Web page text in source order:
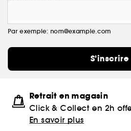
Par exemple: nom@example.com
S'inscrire
Retrait en magasin
Click & Collect en 2h
En savoir plus